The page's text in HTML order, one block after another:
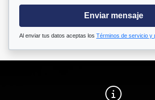
Enviar mensaje
Al enviar tus datos aceptas los Términos de servicio y